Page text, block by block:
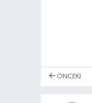
ÖNCEKI